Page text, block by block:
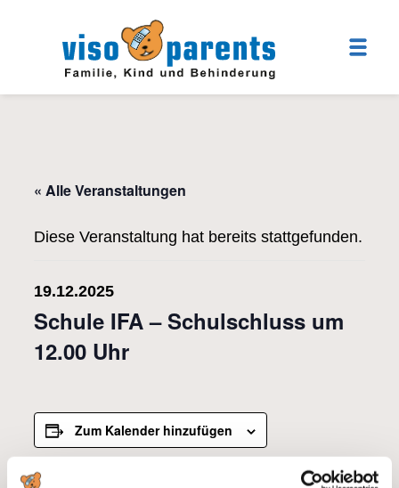
« Alle Veranstaltungen
Diese Veranstaltung hat bereits stattgefunden.
19.12.2025
Schule IFA – Schulschluss um
12.00 Uhr
Zum Kalender hinzufügen